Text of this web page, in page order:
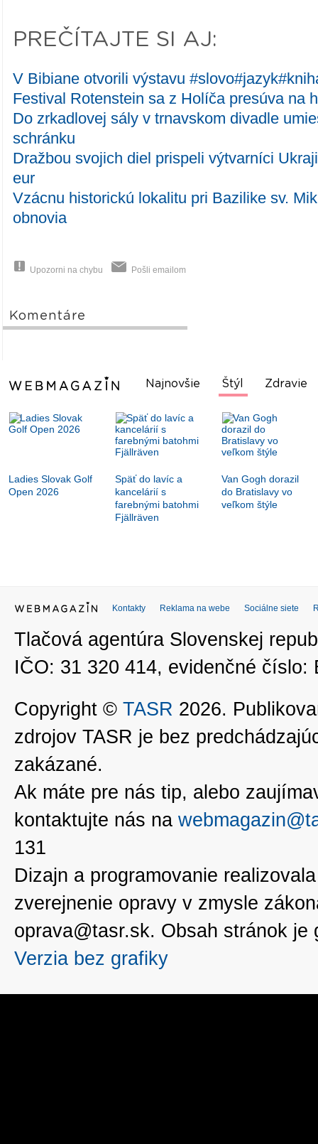
PREČÍTAJTE SI AJ:
V Bibiane otvorili výstavu
Festival Rotenstein sa z Holíča presúva na
Do zrkadlovej sály v trnavskom divadle
schránku
Dražbou svojich diel prispeli výtvarníci
eur
Vzácnu historickú lokalitu pri Bazilike sv.
obnovia
Upozorni na chybu Pošli emailom
Komentáre
Najnovšie Štýl Zdravie
Ladies Slovak Golf
Open 2026
Späť do lavíc a
kancelárií s
farebnými batohmi
Fjällräven
Van Gogh dorazil
do Bratislavy vo
veľkom štýle
Kontakty Reklama na webe Sociálne siete
Tlačová agentúra Slovenskej
IČO: 31 320 414, evidenčné číslo:
Copyright © TASR 2026.
zdrojov TASR je bez
zakázané.
Ak máte pre nás tip, alebo
kontaktujte nás na
131
Dizajn a programovanie
zverejnenie opravy v zmysle
oprava@tasr.sk. Obsah stránok
Verzia bez grafiky